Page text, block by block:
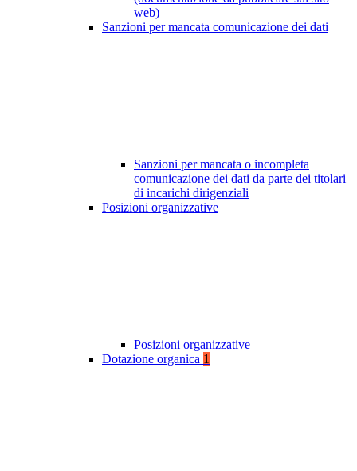
web)
Sanzioni per mancata comunicazione dei dati
Sanzioni per mancata o incompleta
comunicazione dei dati da parte dei titolari
di incarichi dirigenziali
Posizioni organizzative
Posizioni organizzative
Dotazione organica 1